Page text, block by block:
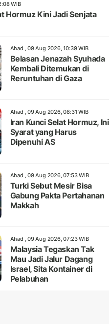
WIB
Hormuz Kini Jadi Senjata
Ahad , 09 Aug 2026, 10:39 WIB
Belasan Jenazah Syuhada
Kembali Ditemukan di
Reruntuhan di Gaza
Ahad , 09 Aug 2026, 08:31 WIB
Iran Kunci Selat Hormuz, Ini
Syarat yang Harus
Dipenuhi AS
Ahad , 09 Aug 2026, 07:53 WIB
Turki Sebut Mesir Bisa
Gabung Pakta Pertahanan
Makkah
Ahad , 09 Aug 2026, 07:23 WIB
Malaysia Tegaskan Tak
Mau Jadi Jalur Dagang
Israel, Sita Kontainer di
Pelabuhan